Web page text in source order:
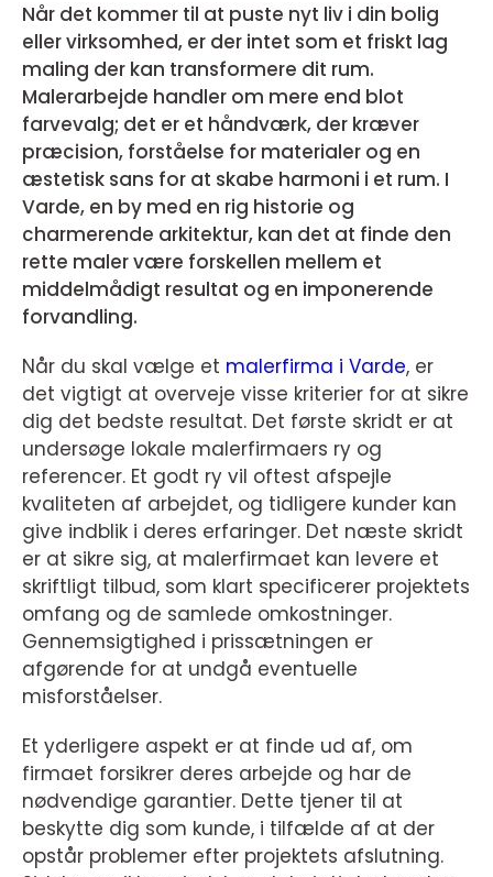
Når det kommer til at puste nyt liv i din bolig
eller virksomhed, er der intet som et friskt lag
maling der kan transformere dit rum.
Malerarbejde handler om mere end blot
farvevalg; det er et håndværk, der kræver
præcision, forståelse for materialer og en
æstetisk sans for at skabe harmoni i et rum. I
Varde, en by med en rig historie og
charmerende arkitektur, kan det at finde den
rette maler være forskellen mellem et
middelmådigt resultat og en imponerende
forvandling.
Når du skal vælge et malerfirma i Varde, er
det vigtigt at overveje visse kriterier for at sikre
dig det bedste resultat. Det første skridt er at
undersøge lokale malerfirmaers ry og
referencer. Et godt ry vil oftest afspejle
kvaliteten af arbejdet, og tidligere kunder kan
give indblik i deres erfaringer. Det næste skridt
er at sikre sig, at malerfirmaet kan levere et
skriftligt tilbud, som klart specificerer projektets
omfang og de samlede omkostninger.
Gennemsigtighed i prissætningen er
afgørende for at undgå eventuelle
misforståelser.
Et yderligere aspekt er at finde ud af, om
firmaet forsikrer deres arbejde og har de
nødvendige garantier. Dette tjener til at
beskytte dig som kunde, i tilfælde af at der
opstår problemer efter projektets afslutning.